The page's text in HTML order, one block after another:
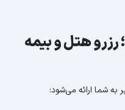
رزرو هتل و بیمه
به شما ارائه می‌شود: